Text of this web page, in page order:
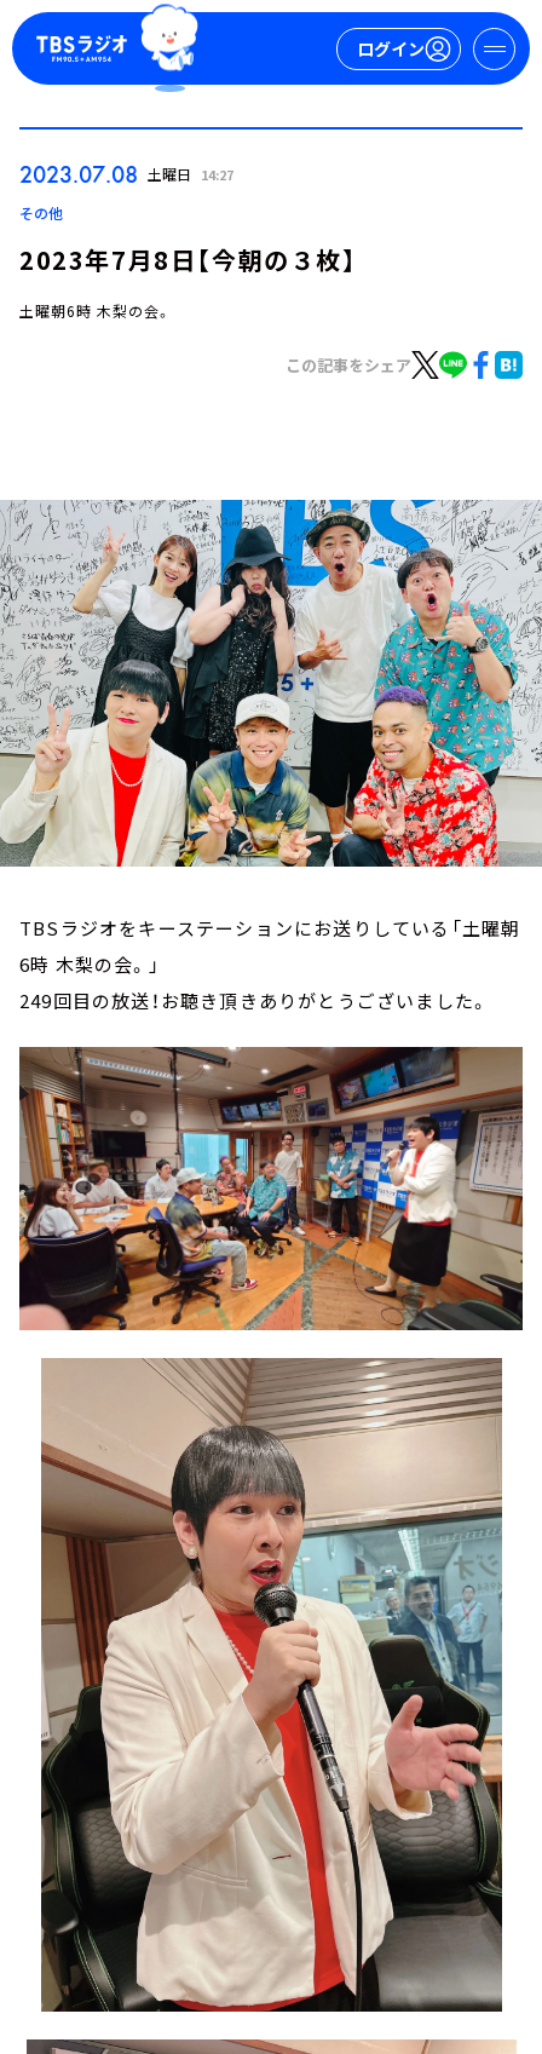
ログイン
トピックス
TBS Podcast
お知らせ
イベント・グッズ
YouTube
会社情報
2023.07.08 土曜日 14:27
その他
2023年7月8日【今朝の３枚】
土曜朝6時 木梨の会。
この記事をシェア
TBSラジオをキーステーションにお送りしている「土曜朝
6時 木梨の会。」
249回目の放送！お聴き頂きありがとうございました。